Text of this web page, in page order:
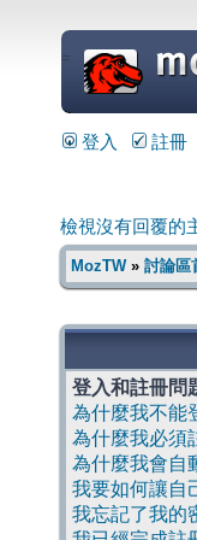
=
登入 註冊
檢視沒有回覆的
MozTW» 討論區
登入和註冊問
為什麼我不能
為什麼我必須
為什麼我會自
我要如何讓自
我忘記了我的